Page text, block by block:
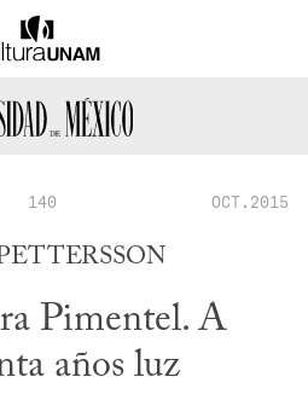
140 OCT.2015
Pimentel. A
años luz